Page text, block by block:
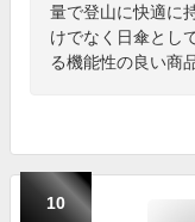
量で登山に快適に
けでなく日傘とし
る機能性の良い商
10